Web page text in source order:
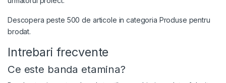
Descopera peste 500 de articole in categoria Produse pentru
brodat.
Intrebari frecvente
Ce este banda etamina?